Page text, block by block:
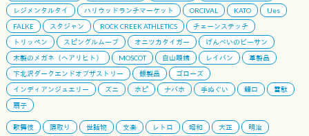
レジメンタルタイ
ハリウッドランチマーケット ORCIVAL KATO
Ues
FALKE
スタジャン ROCK CREEK ATHLETICS
チェーンステッチ
トリッペン
スピングルムーブ オニツカタイガー
げんべいのビーサン
木製のメガネ（ヘアリヒト）
MOSCOT 白山眼鏡 レイバン
革製品
下北沢ダークエンドオブザストリー
銀製品
ゴローズ
インディアンジュエリー
ズニ ホピ ナバホ 手ぬぐい 鯉口
雪駄
扇子
歌舞伎 隈取り 世話物 文楽 レトロ 昭和 大正
明治